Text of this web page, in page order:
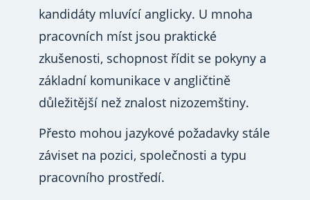
kandidáty mluvící anglicky. U mnoha
pracovních míst jsou praktické
zkušenosti, schopnost řídit se pokyny a
základní komunikace v angličtině
důležitější než znalost nizozemštiny.
Přesto mohou jazykové požadavky stále
záviset na pozici, společnosti a typu
pracovního prostředí.